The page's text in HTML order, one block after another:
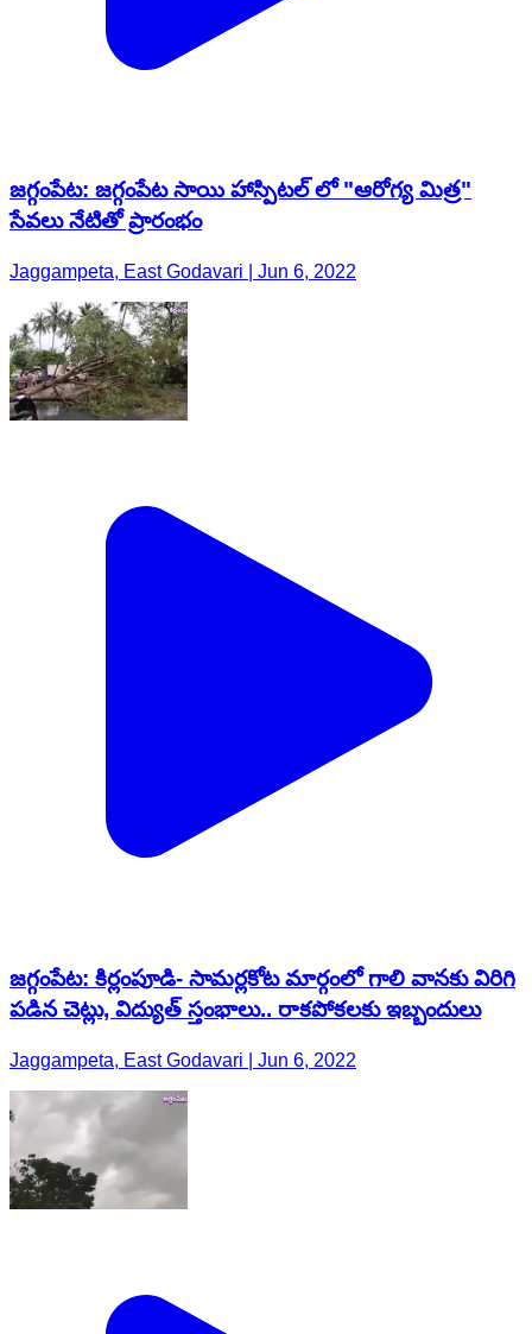
జగ్గంపేట: జగ్గంపేట సాయి హాస్పిటల్ లో "ఆరోగ్య మిత్ర"
సేవలు నేటితో ప్రారంభం
Jaggampeta, East Godavari | Jun 6, 2022
జగ్గంపేట: కిర్లంపూడి- సామర్లకోట మార్గంలో గాలి వానకు విరిగి
పడిన చెట్లు, విద్యుత్‌ స్తంభాలు.. రాకపోకలకు ఇబ్బందులు
Jaggampeta, East Godavari | Jun 6, 2022